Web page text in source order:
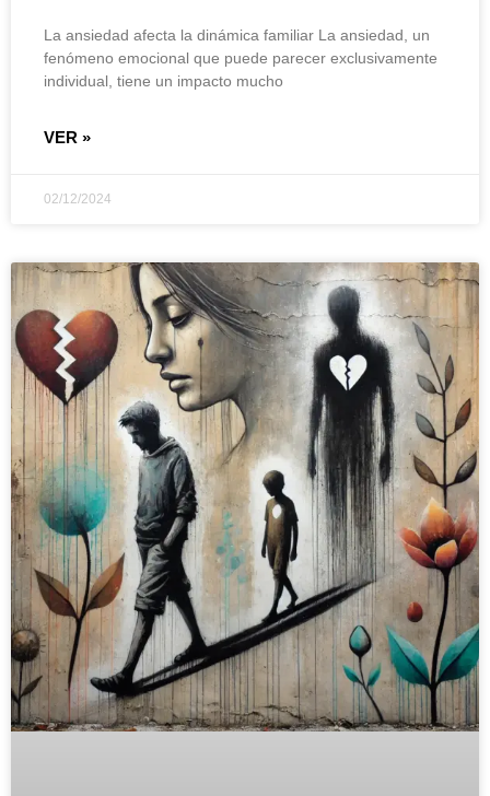
La ansiedad afecta la dinámica familiar La ansiedad, un
fenómeno emocional que puede parecer exclusivamente
individual, tiene un impacto mucho
VER »
02/12/2024